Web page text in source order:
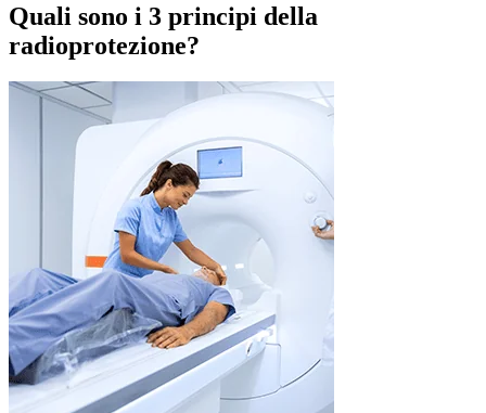
Quali sono i 3 principi della
radioprotezione?